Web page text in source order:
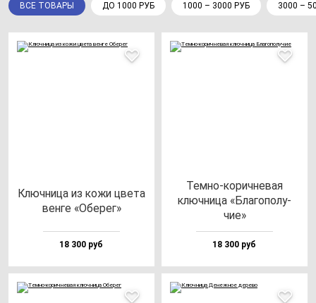
ВСЕ ТОВАРЫ ДО 1000 РУБ 1000 – 3000 РУБ 3000 –
Ключ­ни­ца из ко­жи цве­та
вен­ге «Обе­рег»
18 300 руб
Тем­но-ко­рич­не­вая
ключ­ни­ца «Бла­го­по­лу­
чие»
18 300 руб